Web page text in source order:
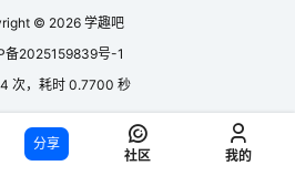
© 2026 学趣吧
备2025159839号-1
次，耗时 0.7700 秒
分享
社区 我的